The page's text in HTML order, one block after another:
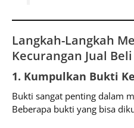
Langkah-Langkah
Kecurangan Jual
1. Kumpulkan Bukti
Bukti sangat penting dalam
Beberapa bukti yang bisa